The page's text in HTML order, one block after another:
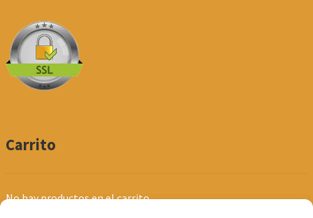
Carrito
No hay productos en el carrito.